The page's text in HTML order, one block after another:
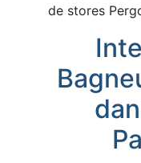
de stores